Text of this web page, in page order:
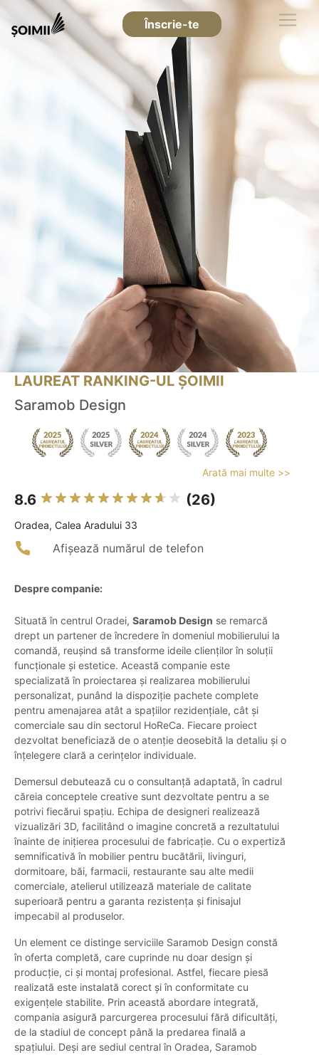
Înscrie-te
LAUREAT RANKING-UL ȘOIMII
Saramob Design
Arată mai multe >>
8.6 (26)
Oradea, Calea Aradului 33
Afișează numărul de telefon
Despre companie:
Situată în centrul Oradei, Saramob Design se remarcă
drept un partener de încredere în domeniul mobilierului la
comandă, reușind să transforme ideile clienților în soluții
funcționale și estetice. Această companie este
specializată în proiectarea și realizarea mobilierului
personalizat, punând la dispoziție pachete complete
pentru amenajarea atât a spațiilor rezidențiale, cât și
comerciale sau din sectorul HoReCa. Fiecare proiect
dezvoltat beneficiază de o atenție deosebită la detaliu și o
înțelegere clară a cerințelor individuale.
Demersul debutează cu o consultanță adaptată, în cadrul
căreia conceptele creative sunt dezvoltate pentru a se
potrivi fiecărui spațiu. Echipa de designeri realizează
vizualizări 3D, facilitând o imagine concretă a rezultatului
înainte de inițierea procesului de fabricație. Cu o expertiză
semnificativă în mobilier pentru bucătării, livinguri,
dormitoare, băi, farmacii, restaurante sau alte medii
comerciale, atelierul utilizează materiale de calitate
superioară pentru a garanta rezistența și finisajul
impecabil al produselor.
Un element ce distinge serviciile Saramob Design constă
în oferta completă, care cuprinde nu doar design și
producție, ci și montaj profesional. Astfel, fiecare piesă
realizată este instalată corect și în conformitate cu
exigențele stabilite. Prin această abordare integrată,
compania asigură parcurgerea procesului fără dificultăți,
de la stadiul de concept până la predarea finală a
spațiului. Deși are sediul central în Oradea, Saramob